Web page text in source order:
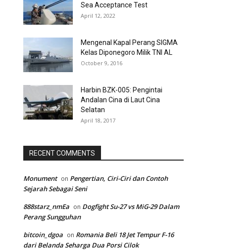
Sea Acceptance Test
April 12, 2022
Mengenal Kapal Perang SIGMA
Kelas Diponegoro Milik TNI AL
October 9, 2016
Harbin BZK-005: Pengintai
Andalan Cina di Laut Cina
Selatan
April 18, 2017
RECENT COMMENTS
Monument on Pengertian, Ciri-Ciri dan Contoh
Sejarah Sebagai Seni
888starz_nmEa on Dogfight Su-27 vs MiG-29 Dalam
Perang Sungguhan
bitcoin_dgoa on Romania Beli 18 Jet Tempur F-16
dari Belanda Seharga Dua Porsi Cilok